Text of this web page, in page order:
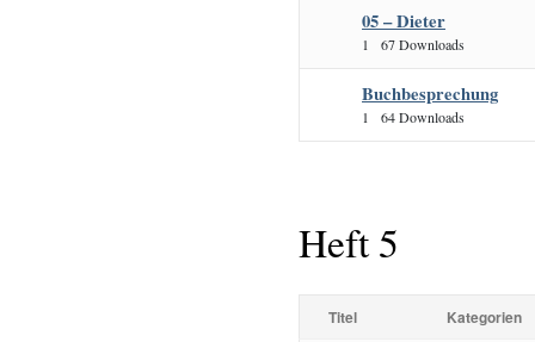
05 – Dieter
1 67 Downloads
Buchbesprechung
1 64 Downloads
Heft 5
Titel Kategorien